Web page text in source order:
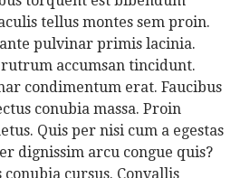
tellus montes sem proin.
pulvinar primis lacinia.
accumsan tincidunt.
condimentum erat. Faucibus
conubia massa. Proin
Quis per nisi cum a egestas
dignissim arcu congue quis?
cursus. Convallis